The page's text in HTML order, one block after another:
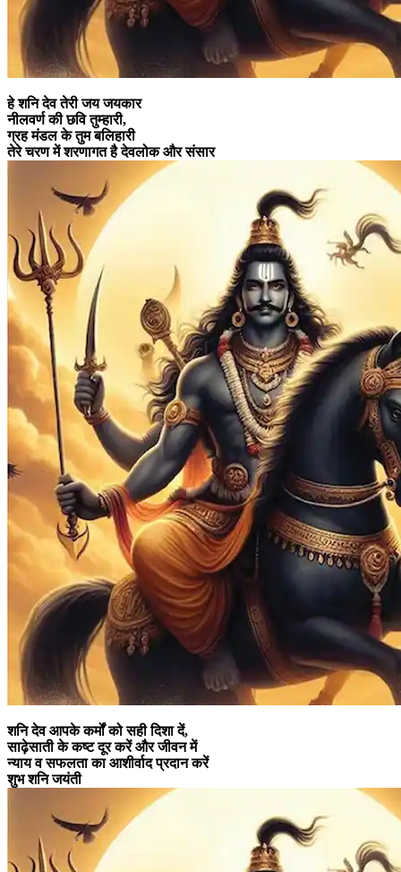
हे शनि देव तेरी जय जयकार
नीलवर्ण की छवि तुम्हारी,
ग्रह मंडल के तुम बलिहारी
तेरे चरण में शरणागत है देवलोक और संसार
शनि देव आपके कर्मों को सही दिशा दें,
साढ़ेसाती के कष्ट दूर करें और जीवन में
न्याय व सफलता का आशीर्वाद प्रदान करें
शुभ शनि जयंती